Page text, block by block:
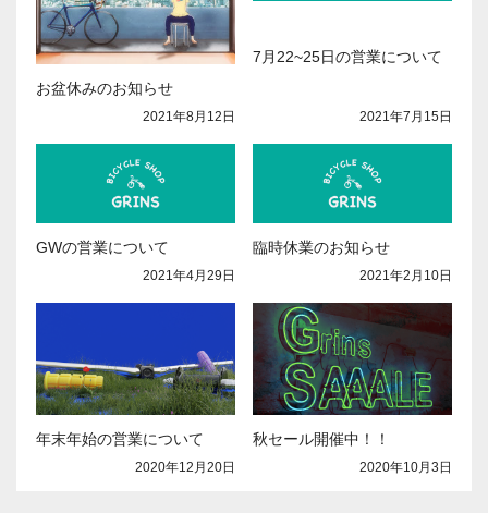
お盆休みのお知らせ
2021年8月12日
7月22~25日の営業について
2021年7月15日
GWの営業について
2021年4月29日
臨時休業のお知らせ
2021年2月10日
年末年始の営業について
2020年12月20日
秋セール開催中！！
2020年10月3日